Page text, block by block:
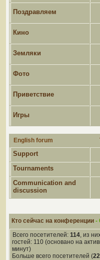
Поздравляем
Кино
Земляки
Фото
Приветствие
Игры
English forum
Support
Tournaments
Communication and
discussion
Кто сейчас на конференции -
Всего посетителей: 114, из
гостей: 110 (основано на
минут)
Больше всего посетителей (